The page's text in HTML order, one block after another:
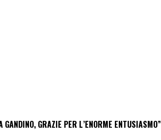
GRAZIE PER L’ENORME ENTUSIASMO”